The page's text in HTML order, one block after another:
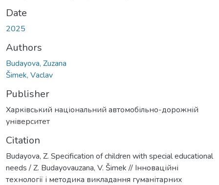
Date
2025
Authors
Budayovа, Zuzana
Šimek, Vаclav
Publisher
Харківський національний автомобільно-дорожній
університет
Citation
Budayovа, Z. Specification of children with special educational
needs / Z. Budayovаuzana, V. Šimek // Інноваційні
технології і методика викладання гуманітарних